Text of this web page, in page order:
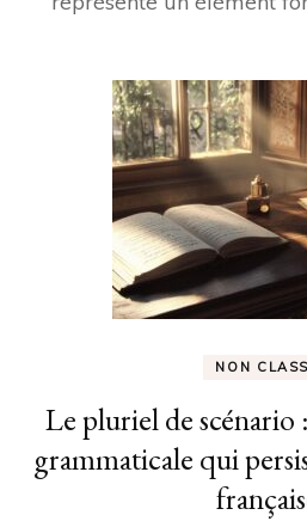
NON
Le pluriel de
grammaticale qui